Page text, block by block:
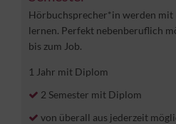
Hörbuchsprecher*in werden mit
lernen. Perfekt nebenberuflich
bis zum Job.
1 Jahr mit Diplom
2 Semester mit Diplom
von überall aus jederzeit